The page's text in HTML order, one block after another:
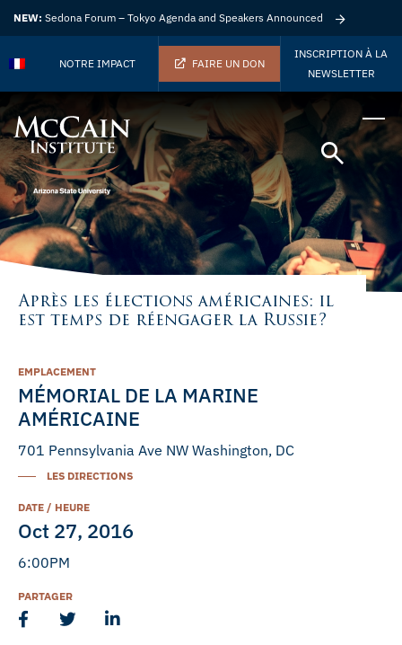
NEW: Sedona Forum – Tokyo Agenda and Speakers Announced
NOTRE IMPACT FAIRE UN DON
INSCRIPTION À LA
NEWSLETTER
Après les élections américaines: il
est temps de réengager la Russie?
EMPLACEMENT
MÉMORIAL DE LA MARINE
AMÉRICAINE
701 Pennsylvania Ave NW Washington, DC
LES DIRECTIONS
DATE / HEURE
Oct 27, 2016
6:00PM
PARTAGER